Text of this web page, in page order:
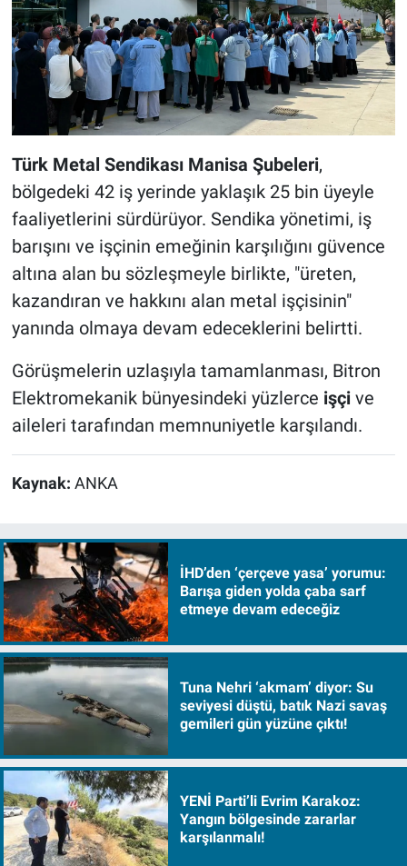
Türk Metal Sendikası Manisa Şubeleri,
bölgedeki 42 iş yerinde yaklaşık 25 bin üyeyle
faaliyetlerini sürdürüyor. Sendika yönetimi, iş
barışını ve işçinin emeğinin karşılığını güvence
altına alan bu sözleşmeyle birlikte, "üreten,
kazandıran ve hakkını alan metal işçisinin"
yanında olmaya devam edeceklerini belirtti.
Görüşmelerin uzlaşıyla tamamlanması, Bitron
Elektromekanik bünyesindeki yüzlerce işçi ve
aileleri tarafından memnuniyetle karşılandı.
Kaynak: ANKA
İHD’den ‘çerçeve yasa’ yorumu:
Barışa giden yolda çaba sarf
etmeye devam edeceğiz
Tuna Nehri ‘akmam’ diyor: Su
seviyesi düştü, batık Nazi savaş
gemileri gün yüzüne çıktı!
YENİ Parti’li Evrim Karakoz:
Yangın bölgesinde zararlar
karşılanmalı!